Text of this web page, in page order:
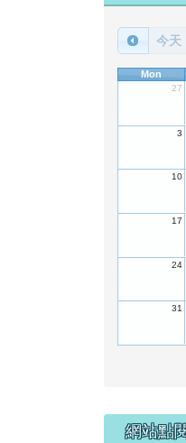
今天
Mon
27
3
10
17
24
31
下中
網站點